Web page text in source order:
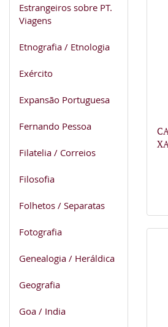
Estrangeiros sobre PT.
Viagens
Etnografia / Etnologia
Exército
Expansão Portuguesa
Fernando Pessoa
Filatelia / Correios
Filosofia
Folhetos / Separatas
Fotografia
Genealogia / Heráldica
Geografia
Goa / India